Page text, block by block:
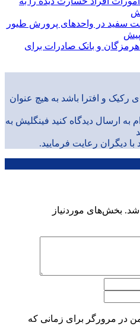
تن گوشت سفید در واحدهای پرورش طیور
هرمزگان و بانک صادرات برای
و افترا باشد به هیچ عنوان
به ارسال دیدگاه کنید فینگلیش به
با دیگران رعایت فرمایید.
شد. بخش‌های موردنیاز
در مرورگر برای زمانی که